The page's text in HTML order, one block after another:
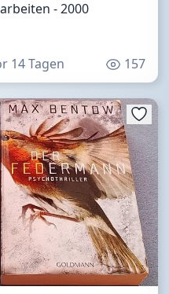
- 2000
14 Tagen 157